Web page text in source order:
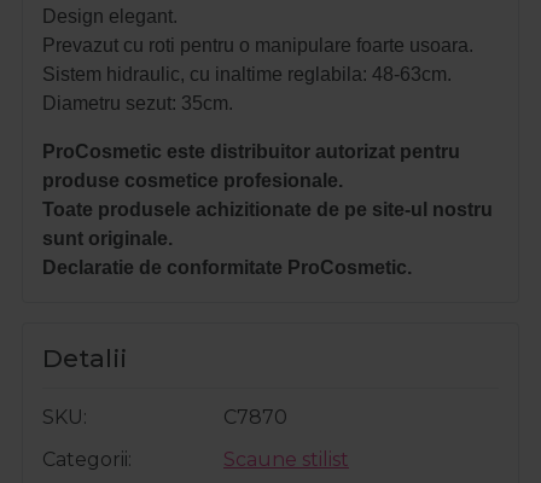
Design elegant.
Prevazut cu roti pentru o manipulare foarte usoara.
Sistem hidraulic, cu inaltime reglabila: 48-63cm.
Diametru sezut: 35cm.
ProCosmetic este distribuitor autorizat pentru
produse cosmetice profesionale.
Toate produsele achizitionate de pe site-ul nostru
sunt originale.
Declaratie de conformitate ProCosmetic.
Detalii
SKU
C7870
Categorii
Scaune stilist